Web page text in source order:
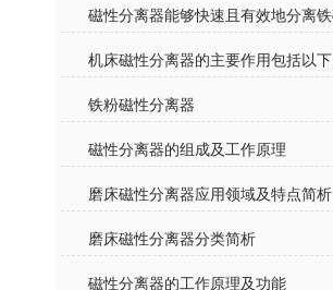
铁粉磁性分离器
磁性分离器的组成及工作原理
磨床磁性分离器应用领域及特点简析
磨床磁性分离器分类简析
磁性分离器的工作原理及功能